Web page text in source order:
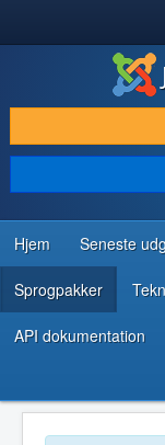
DOWNLOAD & UDVID
OPDAG & LÆR
FÆLLESSKABET &
Hjem Seneste
Sprogpakker
API dokumentation